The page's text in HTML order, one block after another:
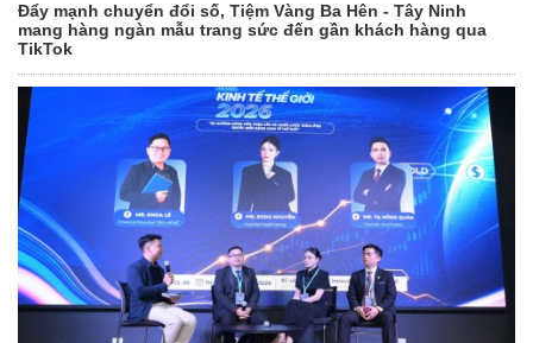
Đẩy mạnh chuyển đổi số, Tiệm Vàng Ba Hên - Tây Ninh
mang hàng ngàn mẫu trang sức đến gần khách hàng qua
TikTok